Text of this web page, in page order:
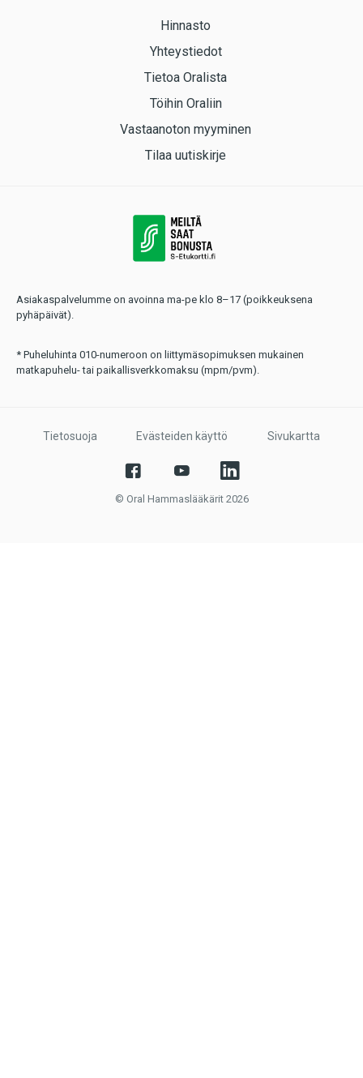
Hinnasto
Yhteystiedot
Tietoa Oralista
Töihin Oraliin
Vastaanoton myyminen
Tilaa uutiskirje
Asiakaspalvelumme on avoinna ma-pe klo 8–17 (poikkeuksena
pyhäpäivät).
* Puheluhinta 010-numeroon on liittymäsopimuksen mukainen
matkapuhelu- tai paikallisverkkomaksu (mpm/pvm).
Tietosuoja Evästeiden käyttö Sivukartta
© Oral Hammaslääkärit 2026